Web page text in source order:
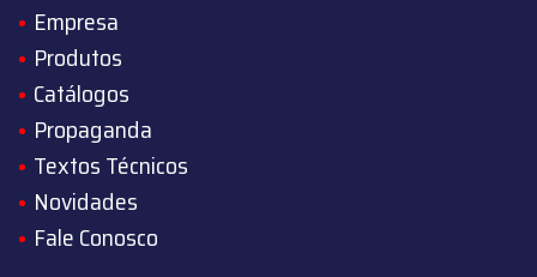
Empresa
Produtos
Catálogos
Propaganda
Textos Técnicos
Novidades
Fale Conosco